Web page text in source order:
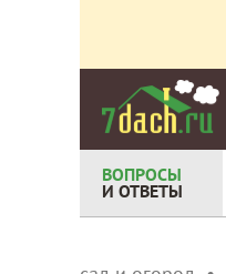
ВОПРОСЫ
И ОТВЕТЫ